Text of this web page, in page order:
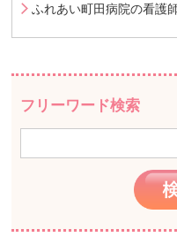
ふれあい町田病院の看護
フリーワード検索